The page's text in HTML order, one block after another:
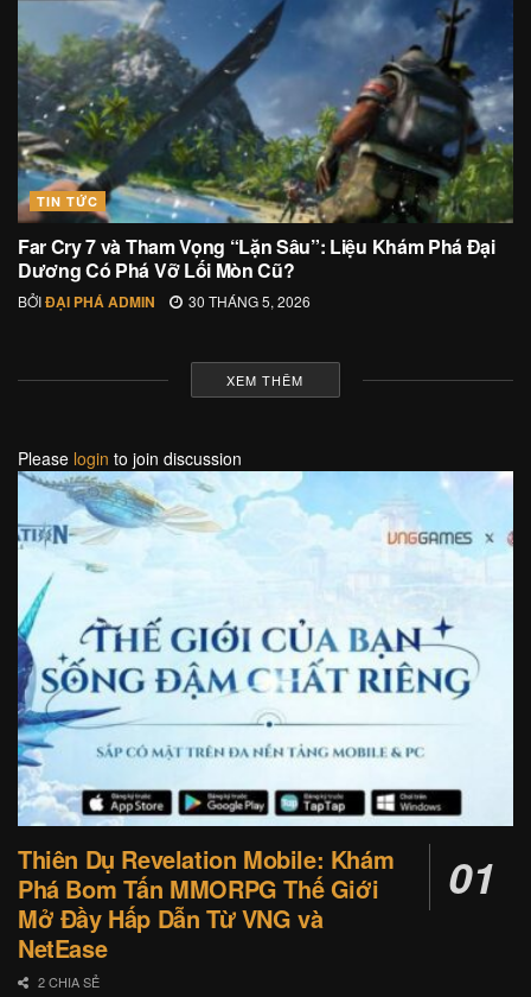
TIN TỨC
Far Cry 7 và Tham Vọng “Lặn Sâu”: Liệu Khám Phá Đại
Dương Có Phá Vỡ Lối Mòn Cũ?
BỞIĐẠI PHÁ ADMIN 30 THÁNG 5, 2026
XEM THÊM
Please login to join discussion
Thiên Dụ Revelation Mobile: Khám
Phá Bom Tấn MMORPG Thế Giới
Mở Đầy Hấp Dẫn Từ VNG và
NetEase
2 CHIA SẺ